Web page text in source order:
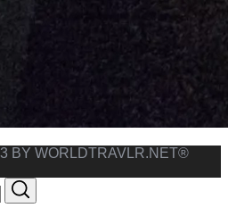
BY WORLDTRAVLR.NET®